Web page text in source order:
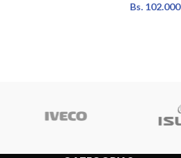
Bs. 102.000